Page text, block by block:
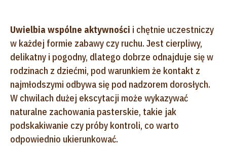
Uwielbia wspólne aktywności i chętnie uczestniczy
w każdej formie zabawy czy ruchu. Jest cierpliwy,
delikatny i pogodny, dlatego dobrze odnajduje się w
rodzinach z dziećmi, pod warunkiem że kontakt z
najmłodszymi odbywa się pod nadzorem dorosłych.
W chwilach dużej ekscytacji może wykazywać
naturalne zachowania pasterskie, takie jak
podskakiwanie czy próby kontroli, co warto
odpowiednio ukierunkować.